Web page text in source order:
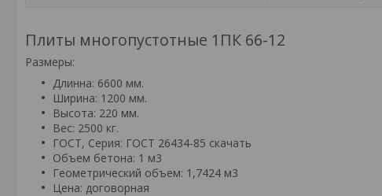
Плиты многопустотные 1ПК 66-12
Размеры:
Длинна: 6600 мм.
Ширина: 1200 мм.
Высота: 220 мм.
Вес: 2500 кг.
ГОСТ, Серия: ГОСТ 26434-85 скачать
Объем бетона: 1 м3
Геометрический объем: 1,7424 м3
Цена: договорная